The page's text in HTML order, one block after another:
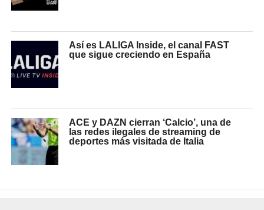
Así es LALIGA Inside, el canal FAST
que sigue creciendo en España
ACE y DAZN cierran ‘Calcio’, una de
las redes ilegales de streaming de
deportes más visitada de Italia